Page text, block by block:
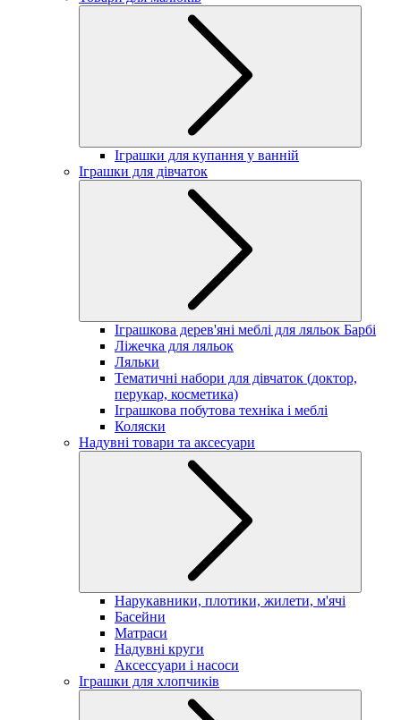
Іграшки для купання у ванній
Іграшки для дівчаток
Іграшкова дерев'яні меблі для ляльок Барбі
Ліжечка для ляльок
Ляльки
Тематичні набори для дівчаток (доктор,
перукар, косметика)
Іграшкова побутова техніка і меблі
Коляски
Надувні товари та аксесуари
Нарукавники, плотики, жилети, м'ячі
Басейни
Матраси
Надувні круги
Аксессуари і насоси
Іграшки для хлопчиків